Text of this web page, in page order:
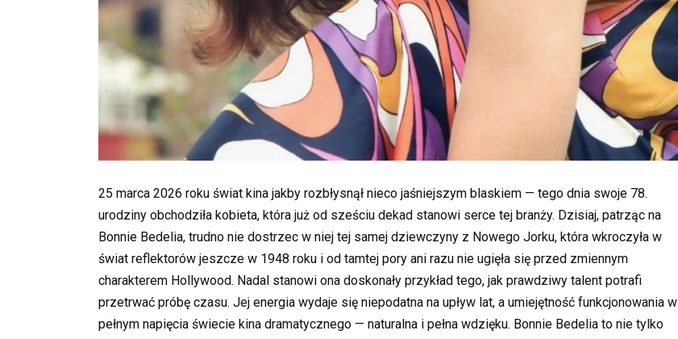
25 marca 2026 roku świat kina jakby rozbłysnął nieco jaśniejszym blaskiem — tego dnia swoje 78.
urodziny obchodziła kobieta, która już od sześciu dekad stanowi serce tej branży. Dzisiaj, patrząc na
Bonnie Bedelia, trudno nie dostrzec w niej tej samej dziewczyny z Nowego Jorku, która wkroczyła w
świat reflektorów jeszcze w 1948 roku i od tamtej pory ani razu nie ugięła się przed zmiennym
charakterem Hollywood. Nadal stanowi ona doskonały przykład tego, jak prawdziwy talent potrafi
przetrwać próbę czasu. Jej energia wydaje się niepodatna na upływ lat, a umiejętność funkcjonowania w
pełnym napięcia świecie kina dramatycznego — naturalna i pełna wdzięku. Bonnie Bedelia to nie tylko